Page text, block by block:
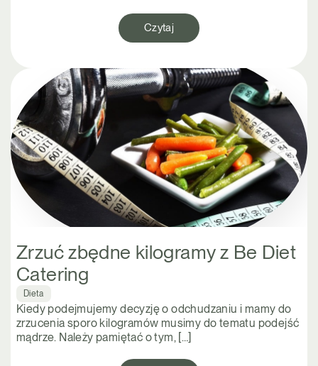
Czytaj
Zrzuć zbędne kilogramy z Be Diet
Catering
Dieta
Kiedy podejmujemy decyzję o odchudzaniu i mamy do
zrzucenia sporo kilogramów musimy do tematu podejść
mądrze. Należy pamiętać o tym, […]